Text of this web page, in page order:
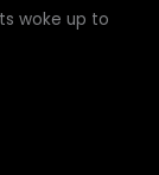
woke up to